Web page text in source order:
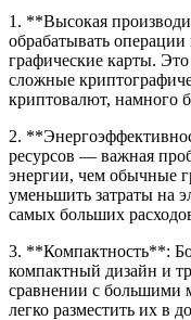
1. **Высокая
обрабатывать
графические карты.
сложные
криптовалют, намного
2.
ресурсов — важная
энергии, чем обычные
уменьшить затраты на
самых больших
3. **Компактность**:
компактный дизайн и
сравнении с большими
легко разместить их в